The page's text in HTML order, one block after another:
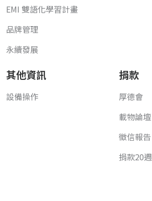
EMI 雙語化學習計畫
品牌管理
永續發展
其他資訊
設備操作
捐款
厚德會
載物論壇
徵信報告
捐款20